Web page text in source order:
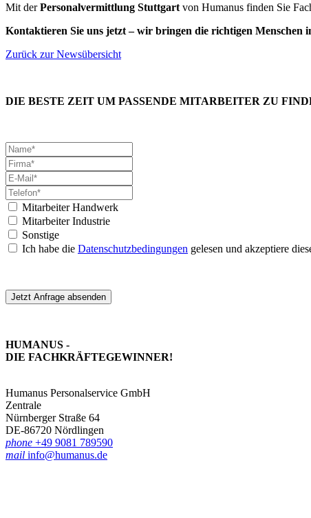
Mit derPersonalvermittlung Stuttgart von Humanus finden Sie
Kontaktieren Sie uns jetzt – wir bringen die richtigen Menschen
Zurück zur Newsübersicht
DIE BESTE ZEIT UM PASSENDE MITARBEITER ZU
Mitarbeiter Handwerk
Mitarbeiter Industrie
Sonstige
Ich habe die Datenschutzbedingungen gelesen und akzeptiere
Jetzt Anfrage absenden
HUMANUS -
DIE FACHKRÄFTE­GEWINNER!
Humanus Personalservice GmbH
Zentrale
Nürnberger Straße 64
DE-86720 Nördlingen
phone +49 9081 789590
mail info@humanus.de